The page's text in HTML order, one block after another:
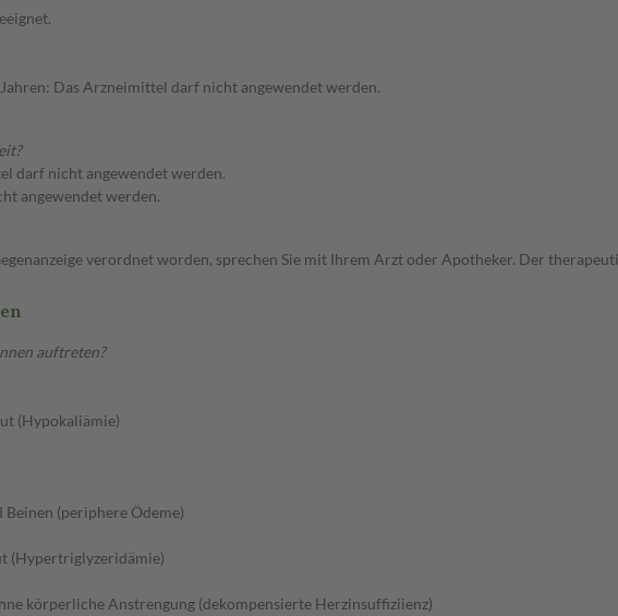
Das Arzneimittel darf nicht angewendet werden.
darf nicht angewendet werden.
angewendet werden.
verordnet worden, sprechen Sie mit Ihrem Arzt oder Apotheker. Der
auftreten?
(Hypokaliämie)
(periphere Ödeme)
(Hypertriglyzeridämie)
körperliche Anstrengung (dekompensierte Herzinsuffiziienz)